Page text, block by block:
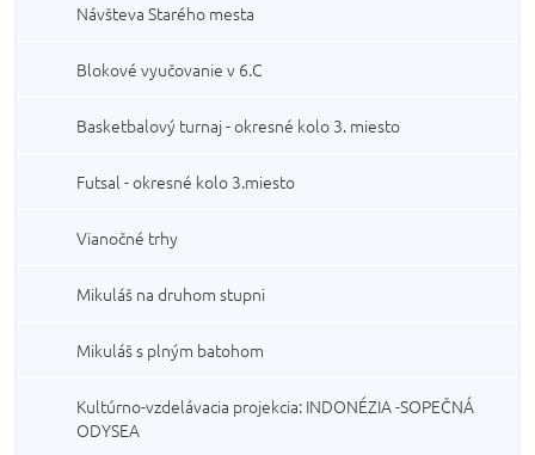
Návšteva Starého mesta
Blokové vyučovanie v 6.C
Basketbalový turnaj - okresné kolo 3. miesto
Futsal - okresné kolo 3.miesto
Vianočné trhy
Mikuláš na druhom stupni
Mikuláš s plným batohom
Kultúrno-vzdelávacia projekcia: INDONÉZIA -SOPEČNÁ
ODYSEA